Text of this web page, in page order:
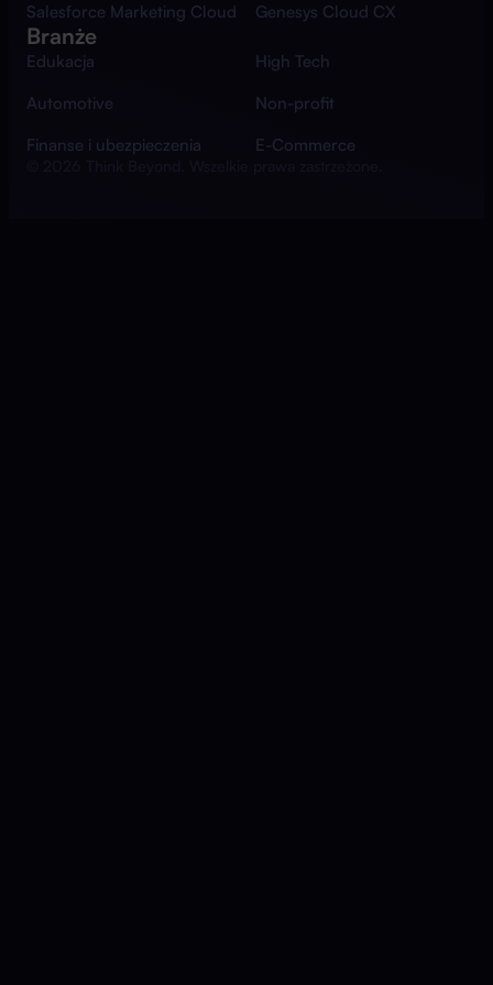
Salesforce Marketing Cloud
Genesys Cloud CX
Branże
Edukacja
High Tech
Automotive
Non-profit
Finanse i ubezpieczenia
E-Commerce